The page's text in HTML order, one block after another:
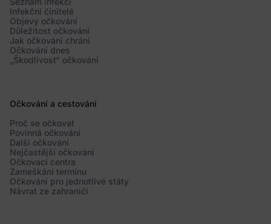
Infekční činitelé
Objevy očkování
Důležitost očkování
Jak očkování chrání
Očkování dnes
„Škodlivost“ očkování
Očkování a cestování
Proč se očkovat
Povinná očkování
Další očkování
Nejčastější očkování
Očkovací centra
Zameškání termínu
Očkování pro jednotlivé státy
Návrat ze zahraničí